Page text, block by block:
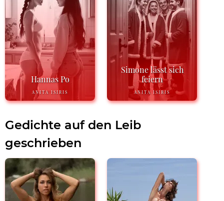
Hannas Po
ANITA ISIRIS
Simone lässt sich
feiern
ANITA ISIRIS
Gedichte auf den Leib
geschrieben